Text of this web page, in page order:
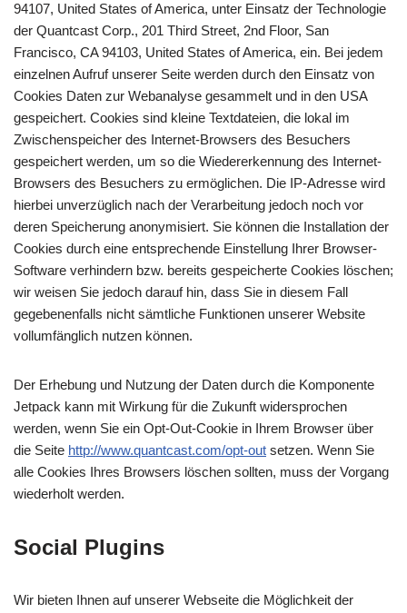
94107, United States of America, unter Einsatz der Technologie
der Quantcast Corp., 201 Third Street, 2nd Floor, San
Francisco, CA 94103, United States of America, ein. Bei jedem
einzelnen Aufruf unserer Seite werden durch den Einsatz von
Cookies Daten zur Webanalyse gesammelt und in den USA
gespeichert. Cookies sind kleine Textdateien, die lokal im
Zwischenspeicher des Internet-Browsers des Besuchers
gespeichert werden, um so die Wiedererkennung des Internet-
Browsers des Besuchers zu ermöglichen. Die IP-Adresse wird
hierbei unverzüglich nach der Verarbeitung jedoch noch vor
deren Speicherung anonymisiert. Sie können die Installation der
Cookies durch eine entsprechende Einstellung Ihrer Browser-
Software verhindern bzw. bereits gespeicherte Cookies löschen;
wir weisen Sie jedoch darauf hin, dass Sie in diesem Fall
gegebenenfalls nicht sämtliche Funktionen unserer Website
vollumfänglich nutzen können.
Der Erhebung und Nutzung der Daten durch die Komponente
Jetpack kann mit Wirkung für die Zukunft widersprochen
werden, wenn Sie ein Opt-Out-Cookie in Ihrem Browser über
die Seite http://www.quantcast.com/opt-out setzen. Wenn Sie
alle Cookies Ihres Browsers löschen sollten, muss der Vorgang
wiederholt werden.
Social Plugins
Wir bieten Ihnen auf unserer Webseite die Möglichkeit der